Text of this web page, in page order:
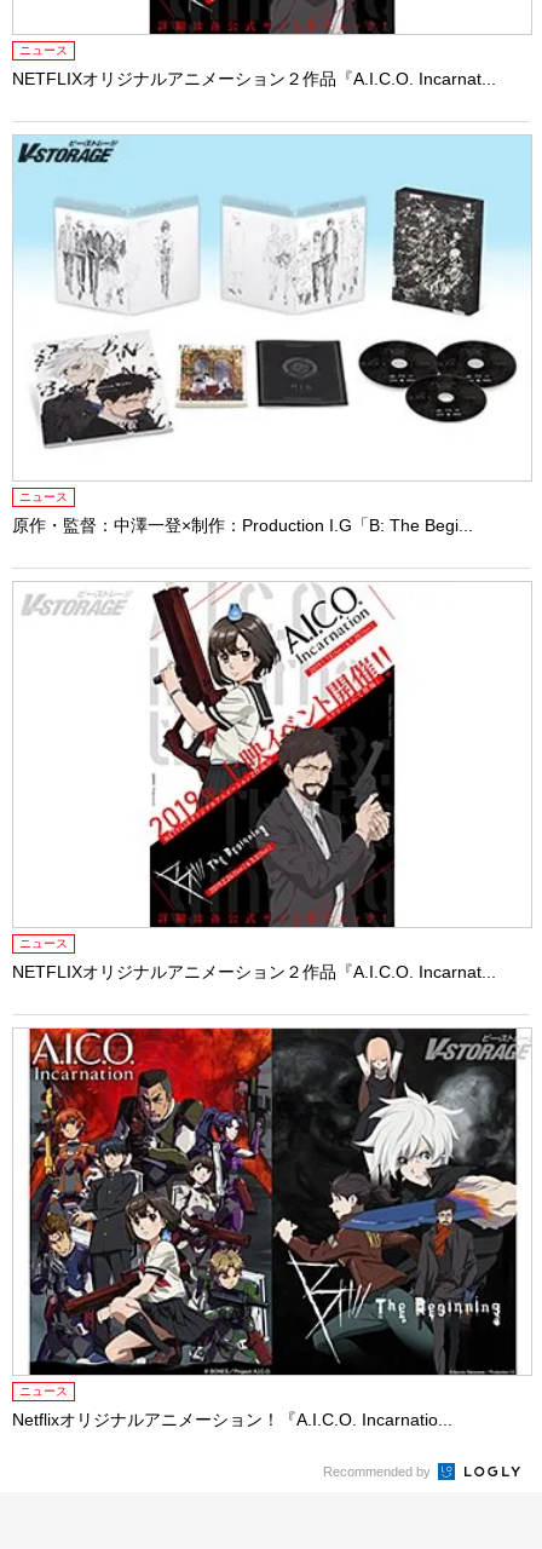
ニュース
NETFLIXオリジナルアニメーション２作品『A.I.C.O. Incarnat...
ニュース
原作・監督：中澤一登×制作：Production I.G「B: The Begi...
ニュース
NETFLIXオリジナルアニメーション２作品『A.I.C.O. Incarnat...
ニュース
Netflixオリジナルアニメーション！『A.I.C.O. Incarnatio...
Recommended by